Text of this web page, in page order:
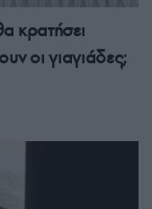
κρατήσει
οι γιαγιάδες;